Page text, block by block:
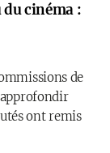
cinéma :
de
ont remis